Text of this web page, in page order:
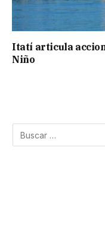
Itatí articula
Niño